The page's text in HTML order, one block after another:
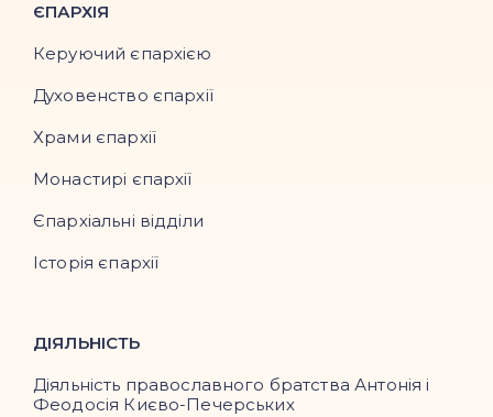
ЄПАРХІЯ
Керуючий єпархією
Духовенство єпархії
Храми єпархії
Монастирі єпархії
Єпархіальні відділи
Історія єпархії
ДІЯЛЬНІСТЬ
Діяльність православного братства Антонія і
Феодосія Києво-Печерських